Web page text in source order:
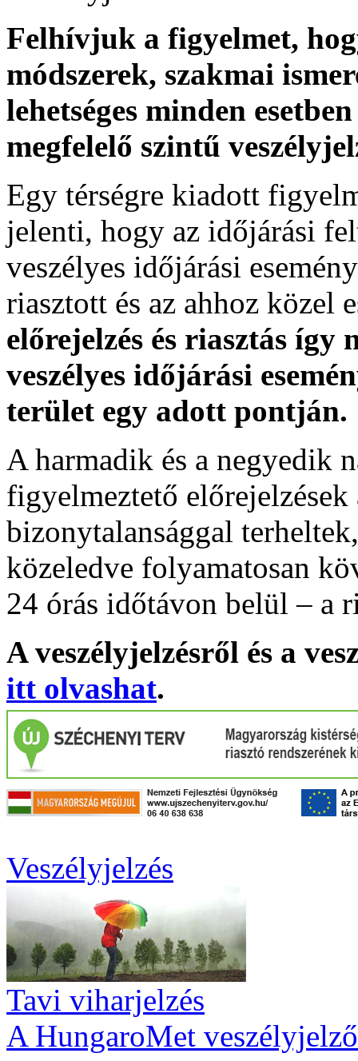
Felhívjuk a figyelmet,
módszerek, szakmai
lehetséges minden
megfelelő szintű
Egy térségre kiadott
jelenti, hogy az időjárási
veszélyes időjárási
riasztott és az ahhoz közel
előrejelzés és riasztás
veszélyes időjárási
terület egy adott pontján.
A harmadik és a negyedik
figyelmeztető
bizonytalansággal
közeledve folyamatosan
24 órás időtávon belül – a
A veszélyjelzésről és a
itt olvashat.
Veszélyjelzés
Tavi viharjelzés
A HungaroMet